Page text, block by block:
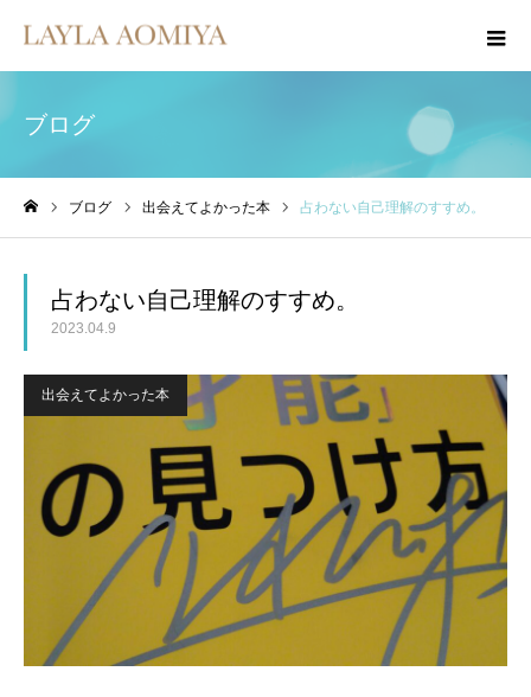
ブログ
ブログ 出会えてよかった本 占わない自己理解のすすめ。
占わない自己理解のすすめ。
2023.04.9
出会えてよかった本